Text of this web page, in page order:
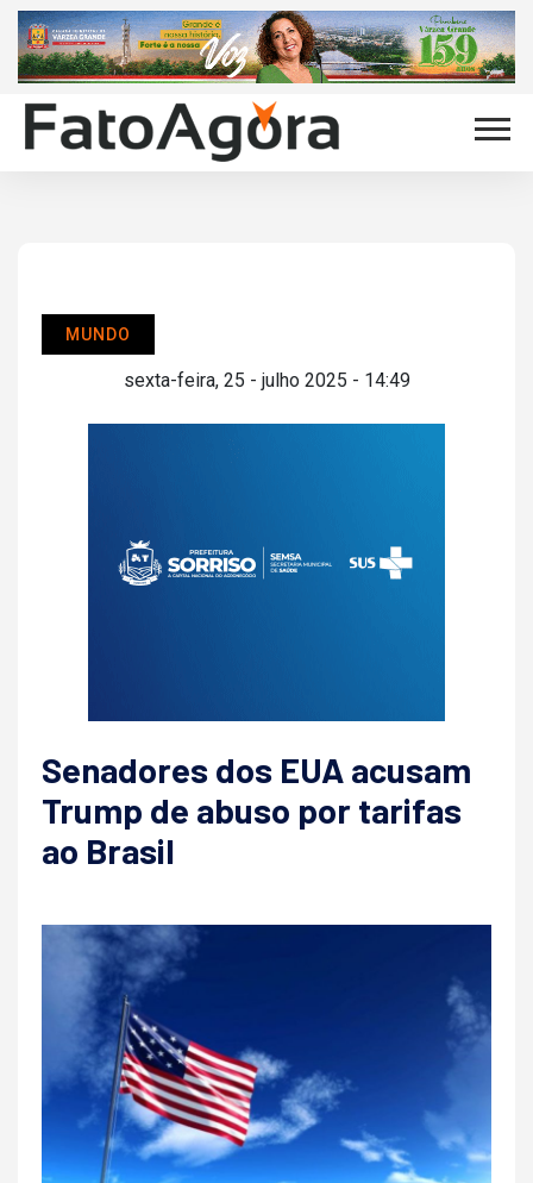
MUNDO
sexta-feira, 25 - julho 2025 - 14:49
Senadores dos EUA acusam
Trump de abuso por tarifas
ao Brasil